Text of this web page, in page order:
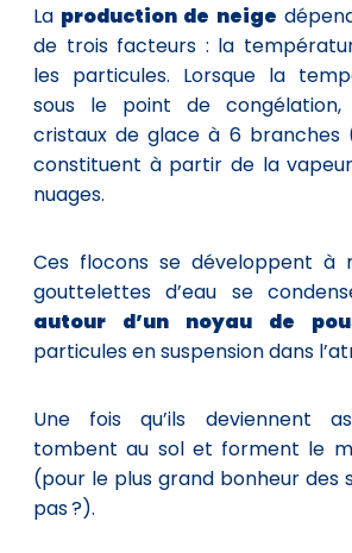
La production de neige
de trois facteurs : la
les particules. Lorsque la
sous le point de congélation,
cristaux de glace à 6 branches
constituent à partir de la vapeur
nuages.
Ces flocons se développent à
gouttelettes d’eau se
autour d’un noyau de
particules en suspension dans
Une fois qu’ils deviennent
tombent au sol et forment le
(pour le plus grand bonheur des
pas ?).